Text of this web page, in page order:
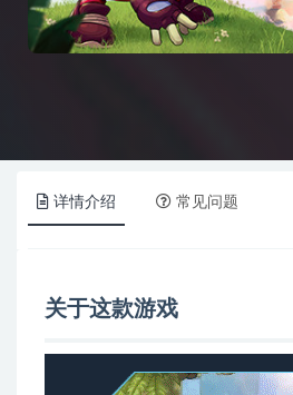
详情介绍 常见问题
关于这款游戏